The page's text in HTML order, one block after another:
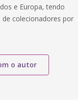
e Europa, tendo
colecionadores por
o autor